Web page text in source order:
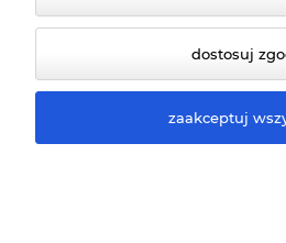
© 2026 www.qmart.pl.
dostosuj
zaakceptuj